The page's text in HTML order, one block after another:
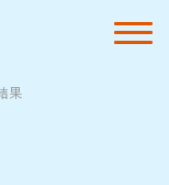
果